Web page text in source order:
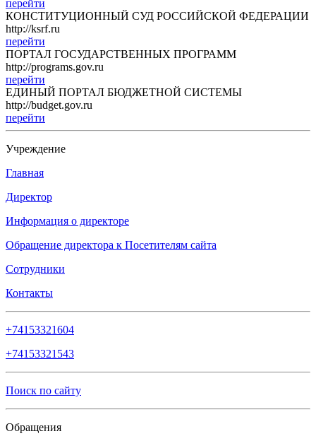
перейти
КОНСТИТУЦИОННЫЙ СУД РОССИЙСКОЙ ФЕДЕРАЦИИ
http://ksrf.ru
перейти
ПОРТАЛ ГОСУДАРСТВЕННЫХ ПРОГРАММ
http://programs.gov.ru
перейти
ЕДИНЫЙ ПОРТАЛ БЮДЖЕТНОЙ СИСТЕМЫ
http://budget.gov.ru
перейти
Учреждение
Главная
Директор
Информация о директоре
Обращение директора к Посетителям сайта
Сотрудники
Контакты
+74153321604
+74153321543
Поиск по сайту
Обращения